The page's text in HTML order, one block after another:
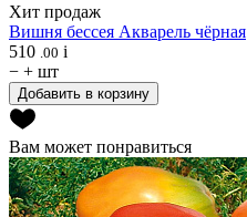
Хит продаж
Вишня бессея Акварель чёрная
510 .00 i
− + шт
Добавить в корзину
Вам может понравиться